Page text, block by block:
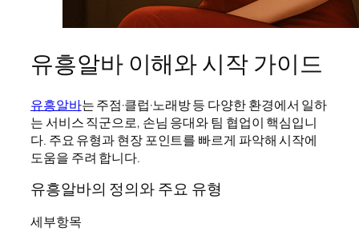
유흥알바 이해와 시작 가이드
유흥알바는 주점·클럽·노래방 등 다양한 환경에서 일하
는 서비스 직군으로, 손님 응대와 팀 협업이 핵심입니
다. 주요 유형과 현장 포인트를 빠르게 파악해 시작에
도움을 주려 합니다.
유흥알바의 정의와 주요 유형
세부항목